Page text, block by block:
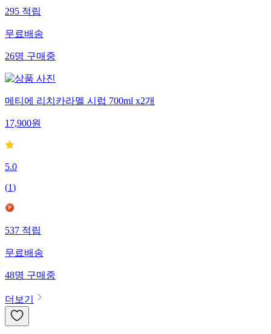
295적립
무료배송
26명구매중
메티에 리치카라멜 시럽 700ml x2개
17,900원
5.0
(1)
537적립
무료배송
48명구매중
더보기